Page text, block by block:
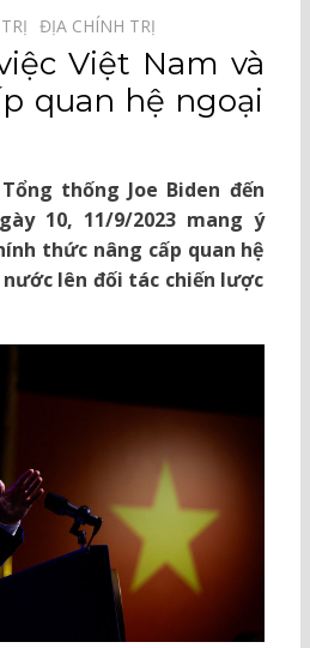
ĐỊA CHÍNH TRỊ⠀
Việt Nam và
quan hệ ngoại
thống Joe Biden đến
10, 11/9/2023 mang ý
thức nâng cấp quan hệ
lên đối tác chiến lược